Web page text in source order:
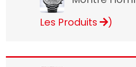
Les Produits
)